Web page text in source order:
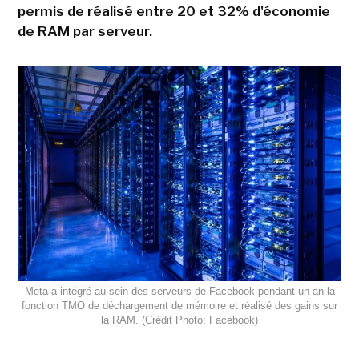
permis de réalisé entre 20 et 32% d'économie
de RAM par serveur.
Meta a intégré au sein des serveurs de Facebook pendant un an la
fonction TMO de déchargement de mémoire et réalisé des gains sur
la RAM. (Crédit Photo: Facebook)